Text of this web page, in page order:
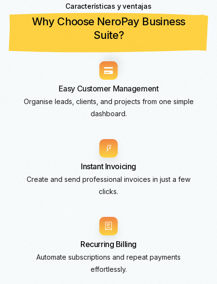
Características y ventajas
Why Choose NeroPay Business
Suite?
Easy Customer Management
Organise leads, clients, and projects from one simple
dashboard.
Instant Invoicing
Create and send professional invoices in just a few
clicks.
Recurring Billing
Automate subscriptions and repeat payments
effortlessly.